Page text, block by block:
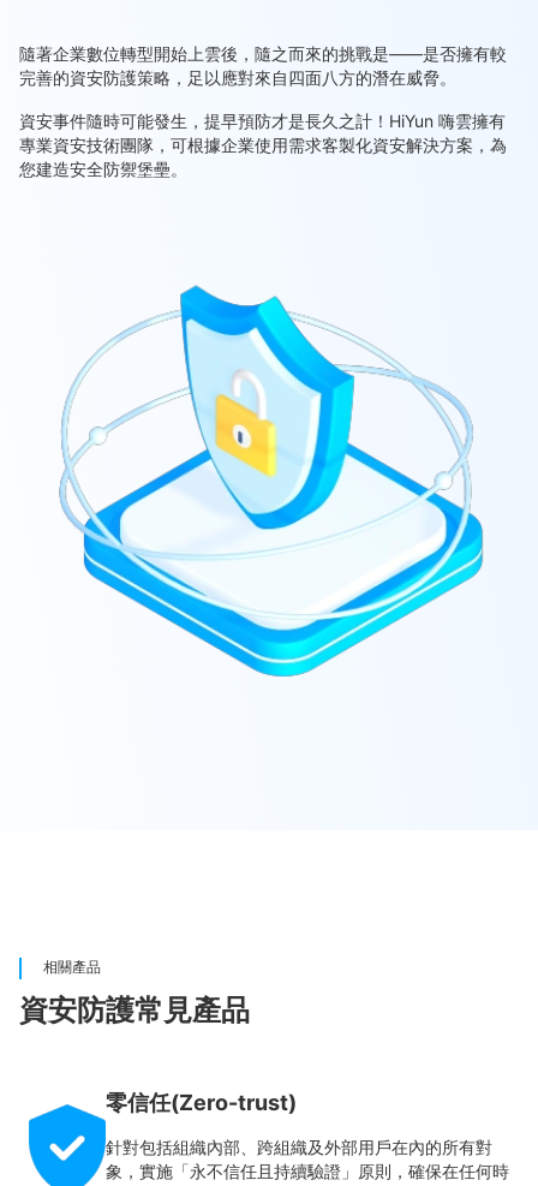
隨著企業數位轉型開始上雲後，隨之而來的挑戰是——是否擁有較
完善的資安防護策略，足以應對來自四面八方的潛在威脅。
資安事件隨時可能發生，提早預防才是長久之計！HiYun 嗨雲擁有
專業資安技術團隊，可根據企業使用需求客製化資安解決方案，為
您建造安全防禦堡壘。
相關產品
資安防護常見產品
零信任(Zero-trust)
針對包括組織內部、跨組織及外部用戶在內的所有對
象，實施「永不信任且持續驗證」原則，確保在任何時